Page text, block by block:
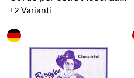
+2 Varianti